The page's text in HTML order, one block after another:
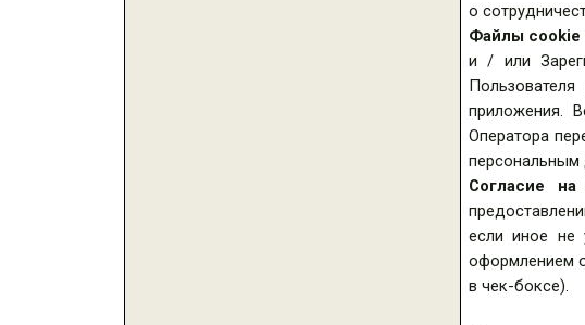
о
Файлы cookie
и / или
приложения.
Оператора
Согласие на
если иное не
оформлением
в чек-боксе).